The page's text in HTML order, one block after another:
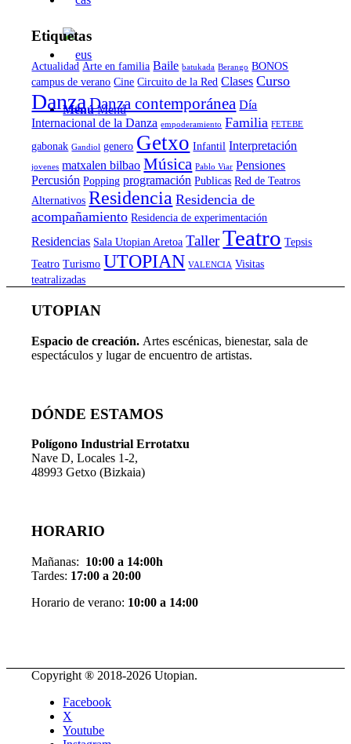
Menú Menú
Etiquetas
Actualidad Arte en familia Baile batukada Berango BONOS
campus de verano Cine Circuito de la Red Clases Curso
Danza Danza contemporánea Día
Internacional de la Danza empoderamiento Familia FETEBE
gabonak Gandiol genero Getxo Infantil Interpretación
jovenes matxalen bilbao Música Pablo Viar Pensiones
Percusión Popping programación Publicas Red de Teatros
Alternativos Residencia Residencia de
acompañamiento Residencia de experimentación
Residencias Sala Utopian Aretoa TallerTeatro Tepsis
Teatro Turismo UTOPIAN VALENCIA Visitas
teatralizadas
UTOPIAN
Espacio de creación. Artes escénicas, bienestar, sala de
espectáculos y lugar de encuentro de artistas.
DÓNDE ESTAMOS
Polígono Industrial Errotatxu
Nave D, Locales 1-2,
48993 Getxo (Bizkaia)
HORARIO
Mañanas: 10:00 a 14:00h
Tardes: 17:00 a 20:00
Horario de verano: 10:00 a 14:00
Copyright ® 2018-2026 Utopian.
Facebook
X
Youtube